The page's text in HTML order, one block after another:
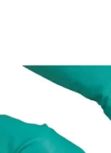
тележки
мусора
средства